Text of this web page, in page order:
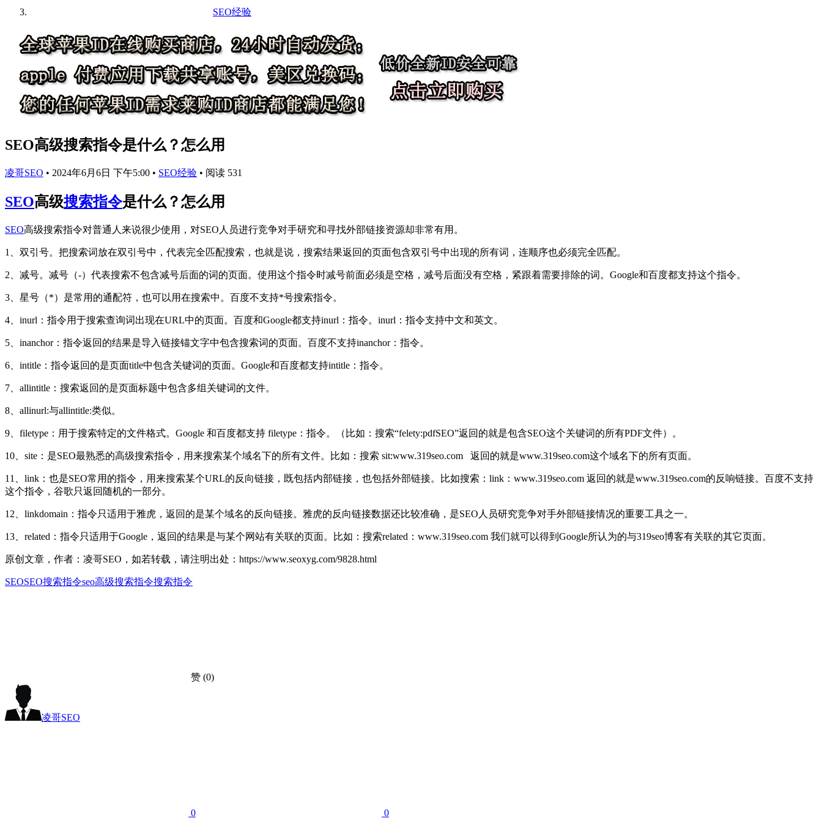
SEO经验
SEO高级搜索指令是什么？怎么用
凌哥SEO • 2024年6月6日 下午5:00 • SEO经验 • 阅读 531
SEO高级搜索指令是什么？怎么用
SEO高级搜索指令对普通人来说很少使用，对SEO人员进行竞争对手研究和寻找外部链接资源却非常有用。
1、双引号。把搜索词放在双引号中，代表完全匹配搜索，也就是说，搜索结果返回的页面包含双引号中出现的所有词，连顺序也必须完全匹配。
2、减号。减号（-）代表搜索不包含减号后面的词的页面。使用这个指令时减号前面必须是空格，减号后面没有空格，紧跟着需要排除的词。Google和百度都支持这个指令。
3、星号（*）是常用的通配符，也可以用在搜索中。百度不支持*号搜索指令。
4、inurl：指令用于搜索查询词出现在URL中的页面。百度和Google都支持inurl：指令。inurl：指令支持中文和英文。
5、inanchor：指令返回的结果是导入链接锚文字中包含搜索词的页面。百度不支持inanchor：指令。
6、intitle：指令返回的是页面title中包含关键词的页面。Google和百度都支持intitle：指令。
7、allintitle：搜索返回的是页面标题中包含多组关键词的文件。
8、allinurl:与allintitle:类似。
9、filetype：用于搜索特定的文件格式。Google 和百度都支持 filetype：指令。（比如：搜索“felety:pdfSEO”返回的就是包含SEO这个关键词的所有PDF文件）。
10、site：是SEO最熟悉的高级搜索指令，用来搜索某个域名下的所有文件。比如：搜索 sit:www.319seo.com 返回的就是www.319seo.com这个域名下的所有页面。
11、link：也是SEO常用的指令，用来搜索某个URL的反向链接，既包括内部链接，也包括外部链接。比如搜索：link：www.319seo.com 返回的就是www.319seo.com的反响链接。百度不支持
这个指令，谷歌只返回随机的一部分。
12、linkdomain：指令只适用于雅虎，返回的是某个域名的反向链接。雅虎的反向链接数据还比较准确，是SEO人员研究竞争对手外部链接情况的重要工具之一。
13、related：指令只适用于Google，返回的结果是与某个网站有关联的页面。比如：搜索related：www.319seo.com 我们就可以得到Google所认为的与319seo博客有关联的其它页面。
原创文章，作者：凌哥SEO，如若转载，请注明出处：https://www.seoxyg.com/9828.html
SEOSEO搜索指令seo高级搜索指令搜索指令
赞 (0)
凌哥SEO
0 0